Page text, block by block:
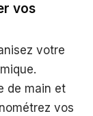
vos
votre
de main et
vos